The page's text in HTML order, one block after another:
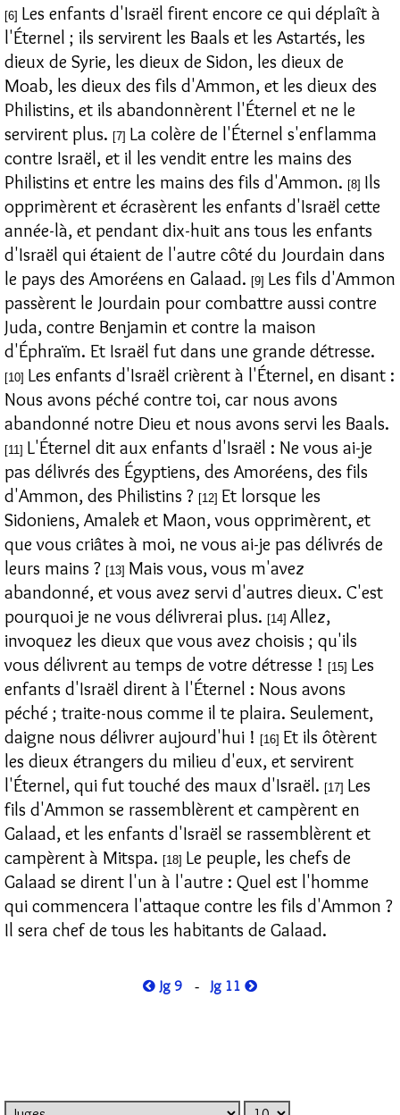
[6] Les enfants d'Israël firent encore ce qui déplaît à
l'Éternel ; ils servirent les Baals et les Astartés, les
dieux de Syrie, les dieux de Sidon, les dieux de
Moab, les dieux des fils d'Ammon, et les dieux des
Philistins, et ils abandonnèrent l'Éternel et ne le
servirent plus. [7] La colère de l'Éternel s'enflamma
contre Israël, et il les vendit entre les mains des
Philistins et entre les mains des fils d'Ammon. [8] Ils
opprimèrent et écrasèrent les enfants d'Israël cette
année-là, et pendant dix-huit ans tous les enfants
d'Israël qui étaient de l'autre côté du Jourdain dans
le pays des Amoréens en Galaad. [9] Les fils d'Ammon
passèrent le Jourdain pour combattre aussi contre
Juda, contre Benjamin et contre la maison
d'Éphraïm. Et Israël fut dans une grande détresse.
[10] Les enfants d'Israël crièrent à l'Éternel, en disant :
Nous avons péché contre toi, car nous avons
abandonné notre Dieu et nous avons servi les Baals.
[11] L'Éternel dit aux enfants d'Israël : Ne vous ai-je
pas délivrés des Égyptiens, des Amoréens, des fils
d'Ammon, des Philistins ? [12] Et lorsque les
Sidoniens, Amalek et Maon, vous opprimèrent, et
que vous criâtes à moi, ne vous ai-je pas délivrés de
leurs mains ? [13] Mais vous, vous m'avez
abandonné, et vous avez servi d'autres dieux. C'est
pourquoi je ne vous délivrerai plus. [14] Allez,
invoquez les dieux que vous avez choisis ; qu'ils
vous délivrent au temps de votre détresse ! [15] Les
enfants d'Israël dirent à l'Éternel : Nous avons
péché ; traite-nous comme il te plaira. Seulement,
daigne nous délivrer aujourd'hui ! [16] Et ils ôtèrent
les dieux étrangers du milieu d'eux, et servirent
l'Éternel, qui fut touché des maux d'Israël. [17] Les
fils d'Ammon se rassemblèrent et campèrent en
Galaad, et les enfants d'Israël se rassemblèrent et
campèrent à Mitspa. [18] Le peuple, les chefs de
Galaad se dirent l'un à l'autre : Quel est l'homme
qui commencera l'attaque contre les fils d'Ammon ?
Il sera chef de tous les habitants de Galaad.
Jg 9 - Jg 11